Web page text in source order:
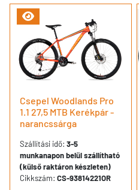
Csepel Woodlands Pro
1.1 27,5 MTB Kerékpár -
narancssárga
Szállítási idő: 3-5
munkanapon belül szállítható
(külső raktáron készleten)
Cikkszám: CS-93814221OR